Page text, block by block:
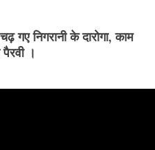
गए निगरानी के दारोगा, काम
।